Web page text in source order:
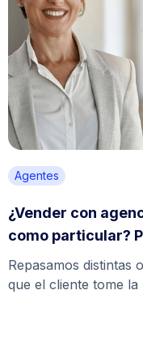
Agentes
¿Vender con
como particular?
Repasamos distintas
que el cliente tome la